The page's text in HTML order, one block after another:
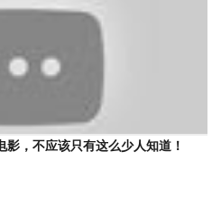
影，不应该只有这么少人知道！